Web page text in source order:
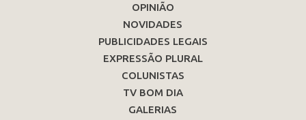
OPINIÃO
NOVIDADES
PUBLICIDADES LEGAIS
EXPRESSÃO PLURAL
COLUNISTAS
TV BOM DIA
GALERIAS